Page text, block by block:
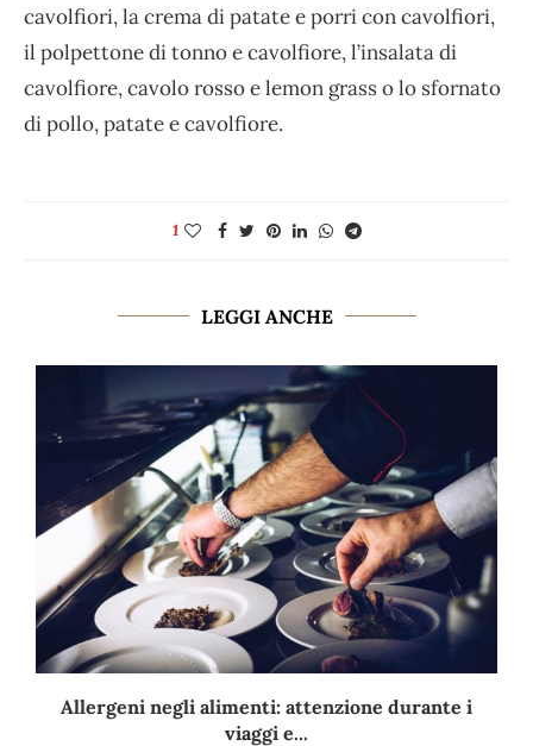
cavolfiori, la crema di patate e porri con cavolfiori,
il polpettone di tonno e cavolfiore, l’insalata di
cavolfiore, cavolo rosso e lemon grass o lo sfornato
di pollo, patate e cavolfiore.
1
LEGGI ANCHE
Allergeni negli alimenti: attenzione durante i
viaggi e...